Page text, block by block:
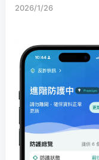
2026/1/26